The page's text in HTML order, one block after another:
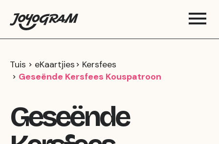
Tuis eKaartjies
Kersfees
Geseënde Kersfees Kouspatroon
Geseënde